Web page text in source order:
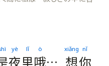
夜
yè
里
lǐ
哦
ò
… 想
xiǎng
你
nǐ